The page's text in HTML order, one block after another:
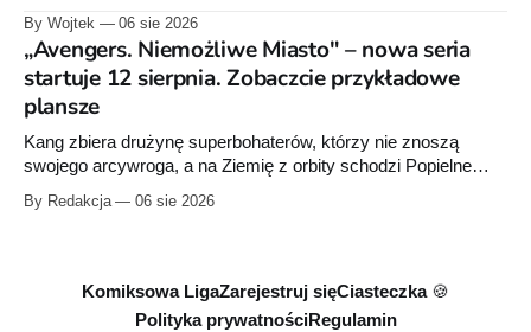
raz”, którego pierwsze wydanie ukazało się w 2015 roku.
By Wojtek 06 sie 2026
„Avengers. Niemożliwe Miasto" – nowa seria
startuje 12 sierpnia. Zobaczcie przykładowe
plansze
Kang zbiera drużynę superbohaterów, którzy nie znoszą
swojego arcywroga, a na Ziemię z orbity schodzi Popielne
serii Avengers autorstwa Jeda MacKaya trafia do sklepów 12
By Redakcja 06 sie 2026
Komiksowa LigaZarejestruj sięCiasteczka 🍪
Polityka prywatnościRegulamin